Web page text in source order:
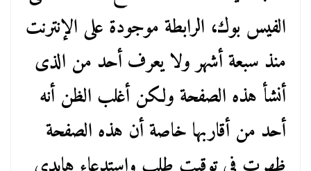
الفيس بوك، الرابطة موجودة على الإنترنت
منذ سبعة أشهر ولا يعرف أحد من الذى
أنشأ هذه الصفحة ولكن أغلب الظن أنه
أحد من أقاربها خاصة أن هذه الصفحة